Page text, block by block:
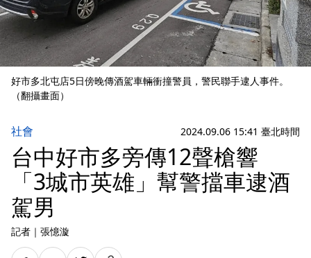
好市多北屯店5日傍晚傳酒駕車輛衝撞警員，警民聯手逮人事件。
（翻攝畫面）
社會 2024.09.06 15:41 臺北時間
台中好市多旁傳12聲槍響
「3城市英雄」幫警擋車逮酒
駕男
記者 ｜ 張憶漩